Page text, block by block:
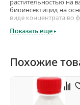
растительностью на
биоинсектицид на
виде концентрата во
разводят в 3 литрах
Нужно учитывать, что
препарат, погибнут.
травы на
раствора препарата
лишайниками
Показать еще
Похожие